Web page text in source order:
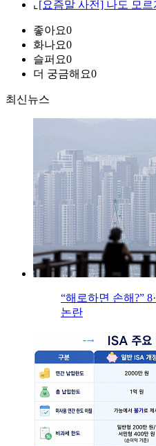
⌞ [요즘말 사전] 나도 모르
좋아요0
화나요0
슬퍼요0
더 궁금해요0
최신뉴스
“해로하면 손해?”
논란